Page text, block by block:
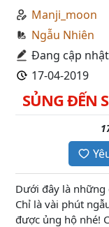
Manji_moon
Ngẫu Nhiên
Đang cập nhật
17-04-2019
SỦNG ĐẾN
Dưới đây là những
Chỉ là vài phút
được ủng hộ nhé!